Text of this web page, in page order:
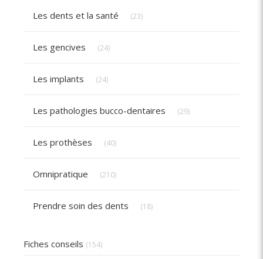
Les dents et la santé (23)
Les gencives (24)
Les implants (24)
Les pathologies bucco-dentaires (29)
Les prothèses (40)
Omnipratique (210)
Prendre soin des dents (18)
Fiches conseils (154)